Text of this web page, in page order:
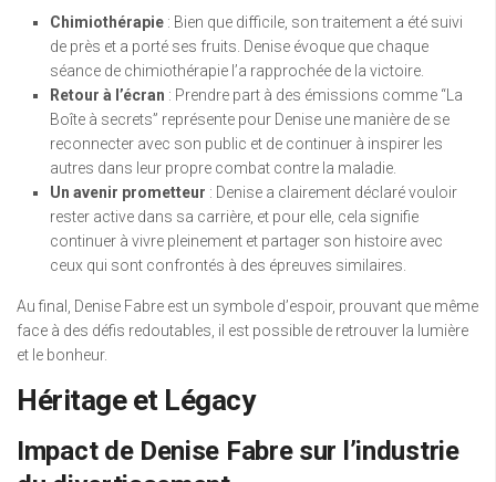
Chimiothérapie : Bien que difficile, son traitement a été suivi
de près et a porté ses fruits. Denise évoque que chaque
séance de chimiothérapie l’a rapprochée de la victoire.
Retour à l’écran : Prendre part à des émissions comme “La
Boîte à secrets” représente pour Denise une manière de se
reconnecter avec son public et de continuer à inspirer les
autres dans leur propre combat contre la maladie.
Un avenir prometteur : Denise a clairement déclaré vouloir
rester active dans sa carrière, et pour elle, cela signifie
continuer à vivre pleinement et partager son histoire avec
ceux qui sont confrontés à des épreuves similaires.
Au final, Denise Fabre est un symbole d’espoir, prouvant que même
face à des défis redoutables, il est possible de retrouver la lumière
et le bonheur.
Héritage et Légacy
Impact de Denise Fabre sur l’industrie